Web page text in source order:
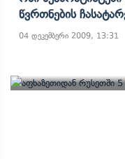
Წვრთნების
04 დეკემბერი 2009, 13:31